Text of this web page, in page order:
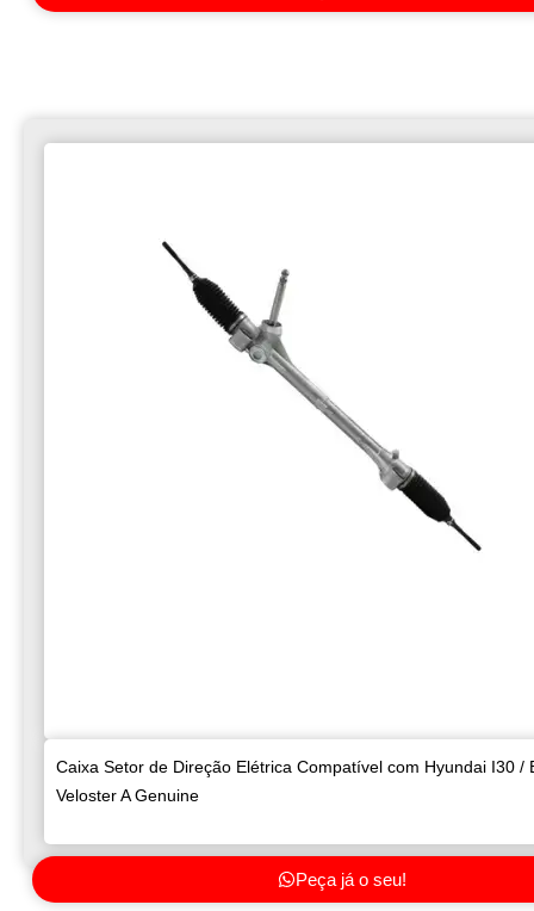
Caixa Setor de Direção Elétrica Compatível com Hyundai I30 /
Veloster A Genuine
Peça já o seu!